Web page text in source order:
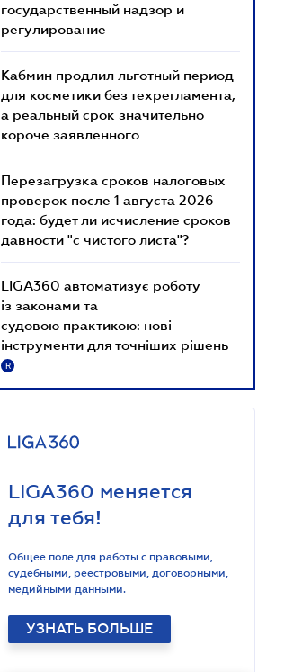
государственный надзор и
регулирование
Кабмин продлил льготный период
для косметики без техрегламента,
а реальный срок значительно
короче заявленного
Перезагрузка сроков налоговых
проверок после 1 августа 2026
года: будет ли исчисление сроков
давности "с чистого листа"?
LIGA360 автоматизує роботу
із законами та
судовою практикою: нові
інструменти для точніших рішень
R
LIGA360 меняется
для тебя!
Общее поле для работы с правовыми,
судебными, реестровыми, договорными,
медийными данными.
УЗНАТЬ БОЛЬШЕ